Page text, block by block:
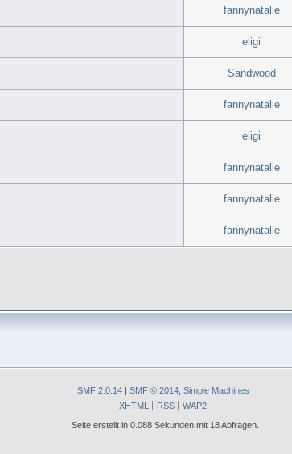
fannynatalie
eligi
Sandwood
fannynatalie
eligi
fannynatalie
fannynatalie
fannynatalie
SMF 2.0.14 | SMF © 2014 Simple Machines
XHTML
RSS
WAP2
Seite erstellt in 0.088 Sekunden mit 18 Abfragen.